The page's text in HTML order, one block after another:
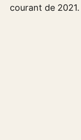
courant de 2021.